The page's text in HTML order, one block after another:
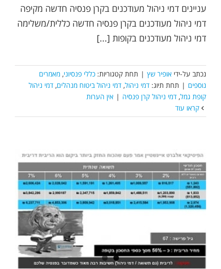
עניינים דמי ניהול מעודכנים בקרן פנסיה חדשה מקיפה
דמי ניהול מעודכנים בקרן פנסיה חדשה כללית/משלימה
דמי ניהול מעודכנים בקופות [...]
נכתב על-ידי אופיר שץ | תחת קטגוריות: כללי פנסיוני, מאמרים
נוספים | תחת תיוג: דמי ניהול, דמי ניהול ביטוח מנהלים, דמי ניהול
קופת גמל, דמי ניהול קרן פנסיה | אין הערות
קראו עוד